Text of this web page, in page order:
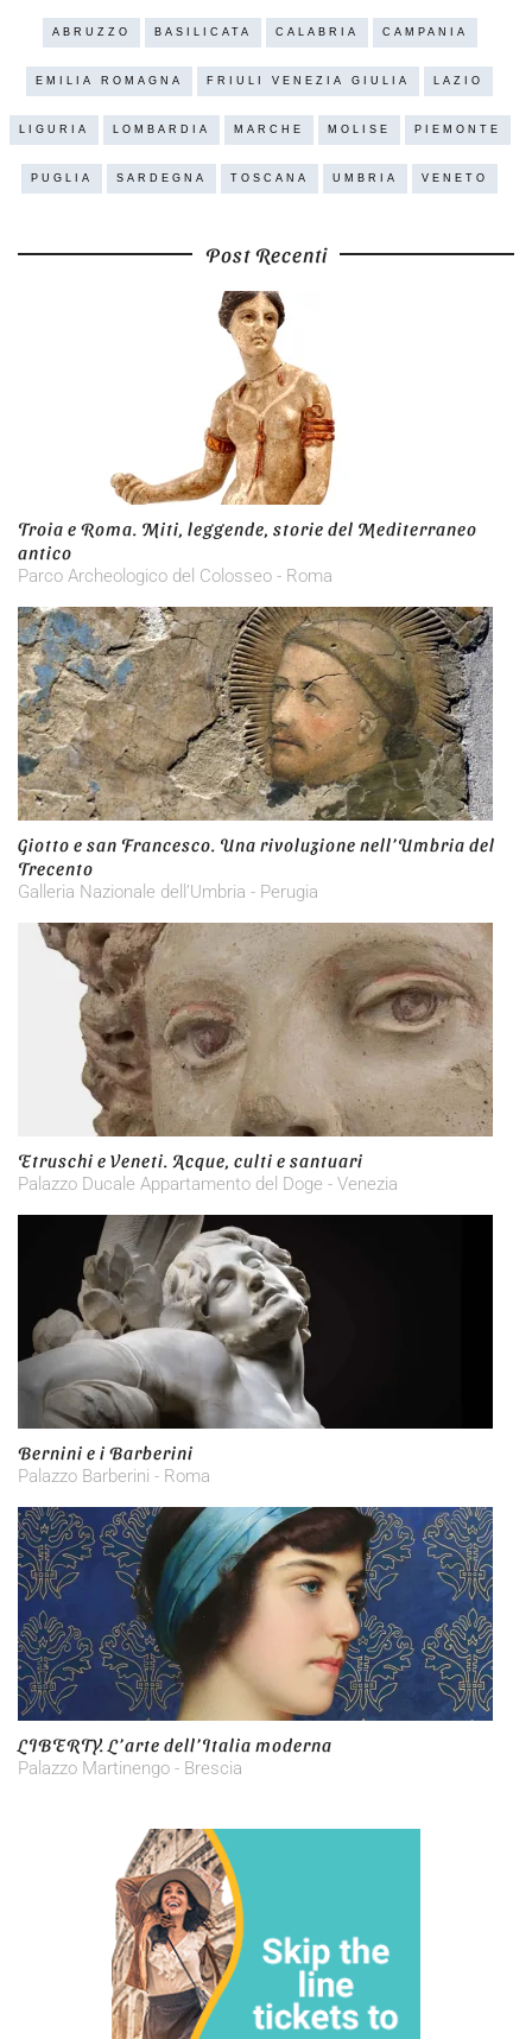
ABRUZZO BASILICATA CALABRIA CAMPANIA
EMILIA ROMAGNA FRIULI VENEZIA GIULIA LAZIO
LIGURIA LOMBARDIA MARCHE MOLISE PIEMONTE
PUGLIA SARDEGNA TOSCANA UMBRIA VENETO
Post Recenti
Troia e Roma. Miti, leggende, storie del Mediterraneo
antico
Parco Archeologico del Colosseo - Roma
Giotto e san Francesco. Una rivoluzione nell’Umbria del
Trecento
Galleria Nazionale dell’Umbria - Perugia
Etruschi e Veneti. Acque, culti e santuari
Palazzo Ducale Appartamento del Doge - Venezia
Bernini e i Barberini
Palazzo Barberini - Roma
LIBERTY. L’arte dell’Italia moderna
Palazzo Martinengo - Brescia